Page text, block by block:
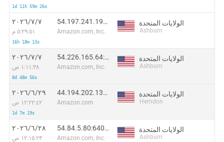
1d 11h 59m 26s
٧‏/٧‏/٢٠٢٦
٥:٢٩:٥١ م
16h 18m 13s
54.197.241.196:5517
Amazon.com, Inc.
الولايات المتحدة
Ashburn
٧‏/٧‏/٢٠٢٦
١:١١:٣٨ ص
8d 48m 56s
54.226.165.64:31929
Amazon.com, Inc.
الولايات المتحدة
Ashburn
٢٩‏/٦‏/٢٠٢٦
١٢:٢٢:٤٢ ص
1d 7m 19s
44.194.202.131:32080
Amazon.com
الولايات المتحدة
Herndon
٢٨‏/٦‏/٢٠٢٦
١٢:١٥:٢٣ ص
54.84.5.80:64092
Amazon.com, Inc.
الولايات المتحدة
Ashburn